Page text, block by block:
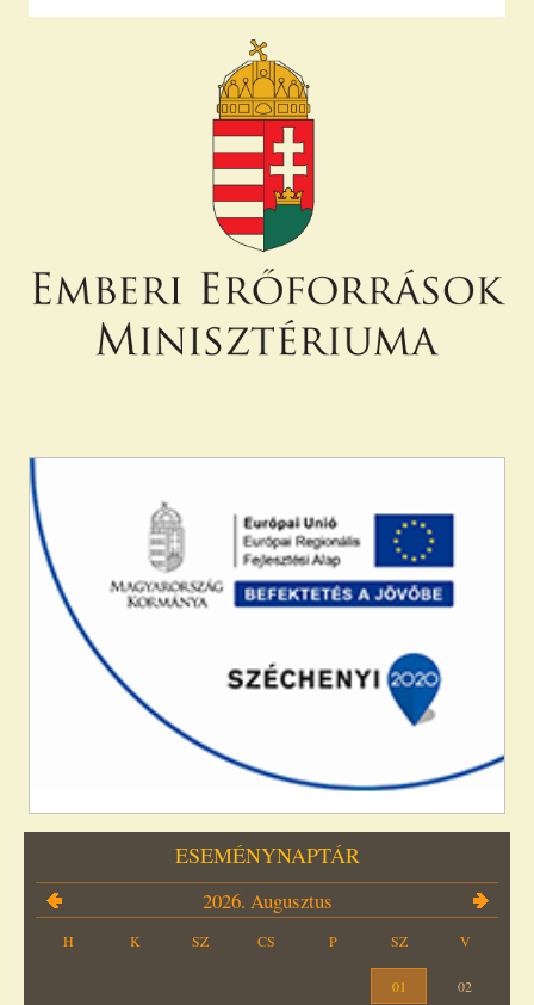
ESEMÉNYNAPTÁR
2026. Augusztus
H K SZ CS P SZ V
01 02